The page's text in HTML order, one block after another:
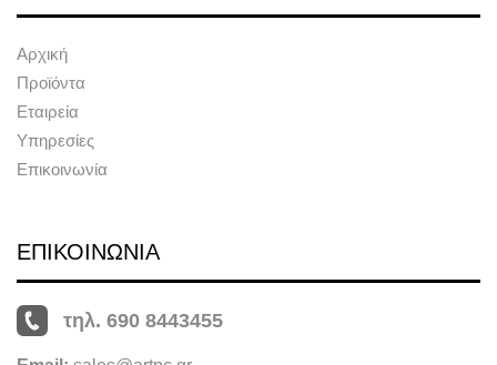
Αρχική
Προϊόντα
Εταιρεία
Υπηρεσίες
Επικοινωνία
ΕΠΙΚΟΙΝΩΝΙΑ
τηλ. 690 8443455